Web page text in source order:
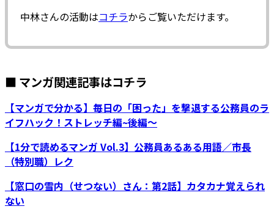
中林さんの活動はコチラからご覧いただけます。
■ マンガ関連記事はコチラ
【マンガで分かる】毎日の「困った」を撃退する公務員のラ
イフハック！ストレッチ編~後編～
【1分で読めるマンガ Vol.3】公務員あるある用語／市長
（特別職）レク
【窓口の雪内（せつない）さん：第2話】カタカナ覚えられ
ない